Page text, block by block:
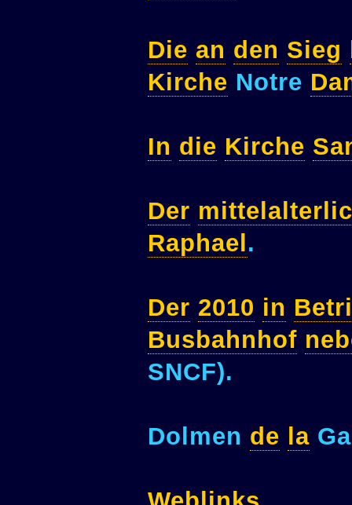
Die an den Sieg
Kirche Notre
In die Kirche
Der
Raphael.
Der 2010 in
Busbahnhof
SNCF).
Dolmen de la